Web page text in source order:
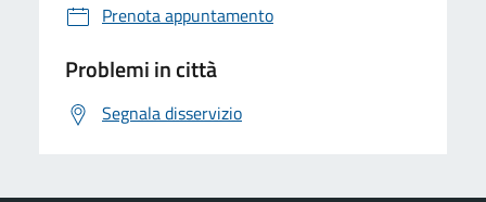
Prenota appuntamento
Problemi in città
Segnala disservizio